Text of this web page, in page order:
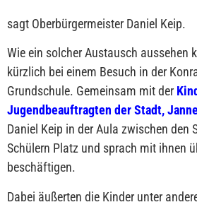
sagt Oberbürgermeister Daniel Keip.
Wie ein solcher Austausch aussehen
kürzlich bei einem Besuch in der
Grundschule. Gemeinsam mit der
Jugendbeauftragten der Stadt,
Daniel Keip in der Aula zwischen den
Schülern Platz und sprach mit ihnen
beschäftigen.
Dabei äußerten die Kinder unter